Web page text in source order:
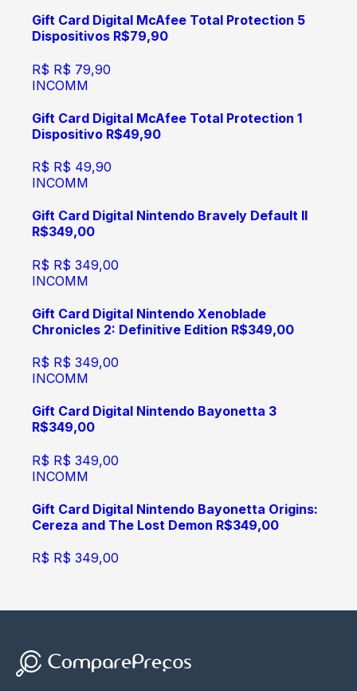
Gift Card Digital McAfee Total Protection 5
Dispositivos R$79,90
R$ R$ 79,90
INCOMM
Gift Card Digital McAfee Total Protection 1
Dispositivo R$49,90
R$ R$ 49,90
INCOMM
Gift Card Digital Nintendo Bravely Default II
R$349,00
R$ R$ 349,00
INCOMM
Gift Card Digital Nintendo Xenoblade
Chronicles 2: Definitive Edition R$349,00
R$ R$ 349,00
INCOMM
Gift Card Digital Nintendo Bayonetta 3
R$349,00
R$ R$ 349,00
INCOMM
Gift Card Digital Nintendo Bayonetta Origins:
Cereza and The Lost Demon R$349,00
R$ R$ 349,00